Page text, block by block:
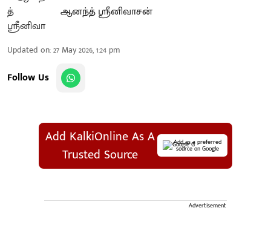
ஆனந்த் ஸ்ரீனிவாசன்
Updated on:27 May 2026, 1:24 pm
Follow Us
Add KalkiOnline As A
Trusted Source
Add as a preferred
source on Google
Advertisement